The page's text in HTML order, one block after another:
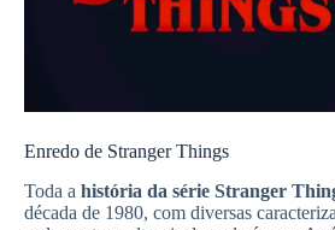
Enredo de Stranger Things
Toda a história da série Stranger
década de 1980, com diversas